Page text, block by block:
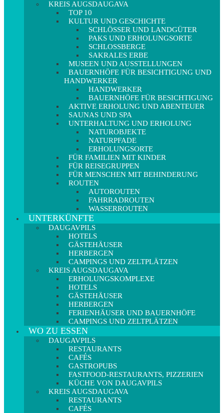
KREIS AUGSDAUGAVA
TOP 10
KULTUR UND GESCHICHTE
SCHLÖSSER UND LANDGÜTER
PAKS UND ERHOLUNGSORTE
SCHLOSSBERGE
SAKRALES ERBE
MUSEEN UND AUSSTELLUNGEN
BAUERNHÖFE FÜR BESICHTIGUNG UND
HANDWERKER
HANDWERKER
BAUERNHÖFE FÜR BESICHTIGUNG
AKTIVE ERHOLUNG UND ABENTEUER
SAUNAS UND SPA
UNTERHALTUNG UND ERHOLUNG
NATUROBJEKTE
NATURPFADE
ERHOLUNGSORTE
FÜR FAMILIEN MIT KINDER
FÜR REISEGRUPPEN
FÜR MENSCHEN MIT BEHINDERUNG
ROUTEN
AUTOROUTEN
FAHRRADROUTEN
WASSERROUTEN
UNTERKÜNFTE
DAUGAVPILS
HOTELS
GÄSTEHÄUSER
HERBERGEN
CAMPINGS UND ZELTPLÄTZEN
KREIS AUGSDAUGAVA
ERHOLUNGSKOMPLEXE
HOTELS
GÄSTEHÄUSER
HERBERGEN
FERIENHÄUSER UND BAUERNHÖFE
CAMPINGS UND ZELTPLÄTZEN
WO ZU ESSEN
DAUGAVPILS
RESTAURANTS
CAFÉS
GASTROPUBS
FASTFOOD-RESTAURANTS, PIZZERIEN
KÜCHE VON DAUGAVPILS
KREIS AUGSDAUGAVA
RESTAURANTS
CAFÉS